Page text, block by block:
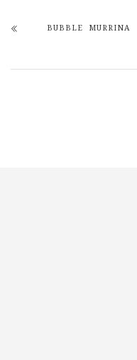
BUBBLE MURRINA